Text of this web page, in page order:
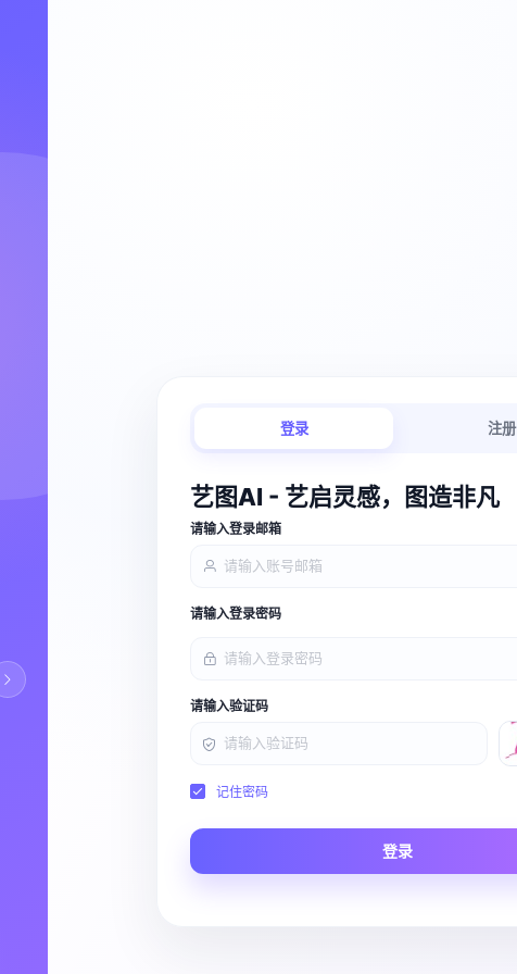
从脚本、分镜到视频生成，保持创作链路连贯顺畅。
Scene
登录 注册
艺图AI - 艺启灵感，图造非凡
请输入登录邮箱
请输入登录密码
请输入验证码
记住密码
登录